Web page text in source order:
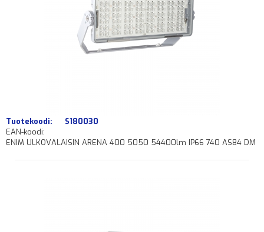
Tuotekoodi:
S180030
EAN-koodi:
ENIM ULKOVALAISIN ARENA 400 5050 54400lm IP66 740 AS84 DM